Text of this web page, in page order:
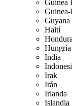
Guinea
Guinea-
Guyana
Haití
Hungría
India
Irak
Irán
Irlanda
Islandia